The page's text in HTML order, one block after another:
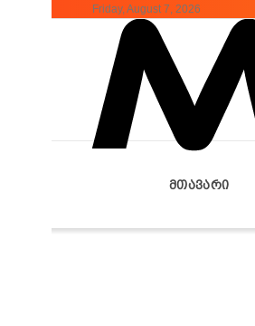
Friday, August 7, 2026
ᲛᲗᲐᲕᲐᲠᲘ